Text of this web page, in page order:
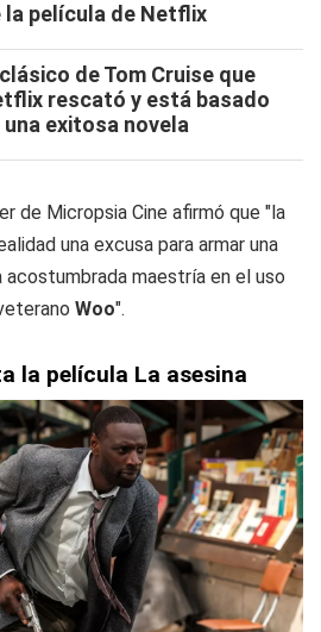
la película de Netflix
de Tom Cruise que
rescató y está basado
una exitosa novela
de Micropsia Cine afirmó que "la
una excusa para armar una
maestría en el uso
Woo".
la película La asesina